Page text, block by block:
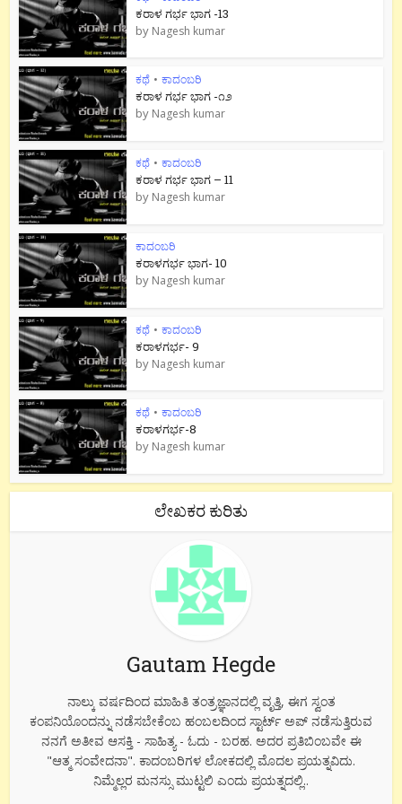
ಕರಾಳ ಗರ್ಭ ಭಾಗ -13
by Nagesh kumar
ಕಥೆ • ಕಾದಂಬರಿ
ಕರಾಳ ಗರ್ಭ ಭಾಗ -೧೨
by Nagesh kumar
ಕಥೆ • ಕಾದಂಬರಿ
ಕರಾಳ ಗರ್ಭ ಭಾಗ – 11
by Nagesh kumar
ಕಾದಂಬರಿ
ಕರಾಳಗರ್ಭ ಭಾಗ- 10
by Nagesh kumar
ಕಥೆ • ಕಾದಂಬರಿ
ಕರಾಳಗರ್ಭ- 9
by Nagesh kumar
ಕಥೆ • ಕಾದಂಬರಿ
ಕರಾಳಗರ್ಭ-8
by Nagesh kumar
ಲೇಖಕರ ಕುರಿತು
Gautam Hegde
ನಾಲ್ಕು ವರ್ಷದಿಂದ ಮಾಹಿತಿ ತಂತ್ರಜ್ಞಾನದಲ್ಲಿ ವೃತ್ತಿ, ಈಗ ಸ್ವಂತ
ಕಂಪನಿಯೊಂದನ್ನು ನಡೆಸಬೇಕೆಂಬ ಹಂಬಲದಿಂದ ಸ್ಟಾರ್ಟ್ ಅಪ್ ನಡೆಸುತ್ತಿರುವ
ನನಗೆ ಅತೀವ ಆಸಕ್ತಿ - ಸಾಹಿತ್ಯ - ಓದು - ಬರಹ. ಅದರ ಪ್ರತಿಬಿಂಬವೇ ಈ
"ಆತ್ಮ ಸಂವೇದನಾ". ಕಾದಂಬರಿಗಳ ಲೋಕದಲ್ಲಿ ಮೊದಲ ಪ್ರಯತ್ನವಿದು.
ನಿಮ್ಮೆಲ್ಲರ ಮನಸ್ಸು ಮುಟ್ಟಲಿ ಎಂದು ಪ್ರಯತ್ನದಲ್ಲಿ..